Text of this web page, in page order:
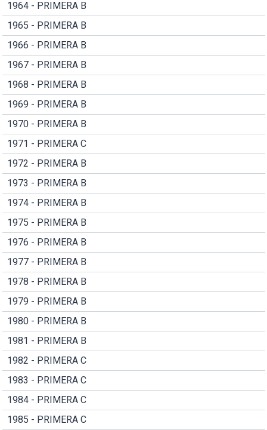
1964 - PRIMERA B
1965 - PRIMERA B
1966 - PRIMERA B
1967 - PRIMERA B
1968 - PRIMERA B
1969 - PRIMERA B
1970 - PRIMERA B
1971 - PRIMERA C
1972 - PRIMERA B
1973 - PRIMERA B
1974 - PRIMERA B
1975 - PRIMERA B
1976 - PRIMERA B
1977 - PRIMERA B
1978 - PRIMERA B
1979 - PRIMERA B
1980 - PRIMERA B
1981 - PRIMERA B
1982 - PRIMERA C
1983 - PRIMERA C
1984 - PRIMERA C
1985 - PRIMERA C